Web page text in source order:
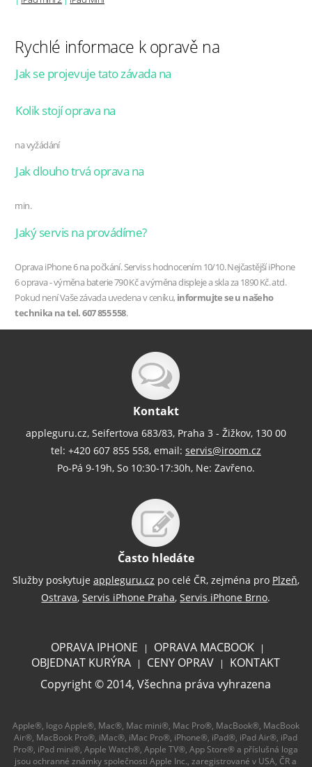
Rychlé informace k opravě na
Jak se projevuje tato závada na
Kolik stojí oprava na
na vyžádání
Jak dlouho trvá oprava na
min.
Jaký servis na provádíme?
Oprava iPhone 6 na počkání. Servis s hodnocením 10/10. Nejčastější iPhone
6 oprava - výměna baterie 790 Kč a výměna displeje a skla za 1890 Kč. atd.
Pokud není Vaše závada uvedena v ceníku, informujte se u našeho
technika na tel. 607 855 558.
Kontakt
appleguru.cz, Seifertova 683/83, Praha 3 - Žižkov, 130 00
tel: +420 607 855 558, email: servis@iroom.cz
Po-Pá 9-19h, So 10:30-17:30h, Ne: Zavřeno.
Často hledáte
Služby poskytuje appleguru.cz po celé ČR, zejména pro Plzeň,
Ostrava,Servis iPhone Praha,Servis iPhone Brno.
OPRAVA IPHONE | OPRAVA MACBOOK |
OBJEDNAT KURÝRA | CENY OPRAV |
KONTAKT
Copyright © 2014, Všechna práva vyhrazena
Apple®, logo Apple®, Mac®, Mac mini®, Mac Pro®, MacBook®, MacBook
Air®, MacBook Pro®, iMac®, iMac Pro®, iPhone®, iPad®, iPad Air®, iPad
Pro®, iPad mini®, Apple Watch®, Apple TV®, App Store® a příslušná loga
jsou ochranné známky společnosti Apple Inc., zaregistrované v USA, ČR a